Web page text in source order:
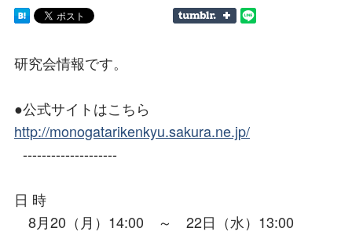
研究会情報です。
●公式サイトはこちら
http://monogatarikenkyu.sakura.ne.jp/
--------------------
日 時
8月20（月）14:00 ～ 22日（水）13:00